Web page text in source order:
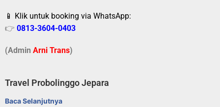
📱 Klik untuk booking via WhatsApp:
👉 0813-3604-0403
(Admin Arni Trans)
Travel Probolinggo Jepara
Baca Selanjutnya